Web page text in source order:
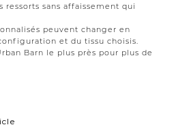
ressorts sans affaissement qui
peuvent changer en
et du tissu choisis.
Barn le plus près pour plus de